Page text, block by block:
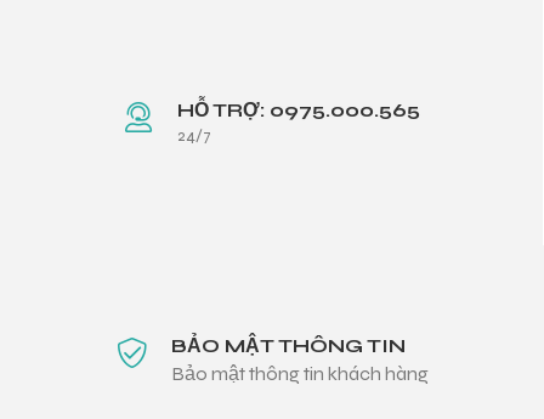
HỖ TRỢ: 0975.000.565
24/7
BẢO MẬT THÔNG TIN
Bảo mật thông tin khách hàng